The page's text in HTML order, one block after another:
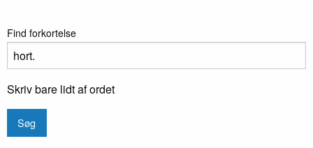
Find forkortelse
Skriv bare lidt af ordet